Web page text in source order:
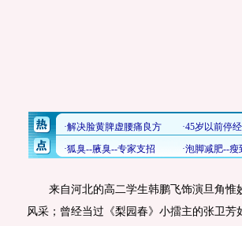
来自河北的高二学生韩鹏飞饰演旦角惟
风采；曾经当过《梨园春》小擂主的张卫